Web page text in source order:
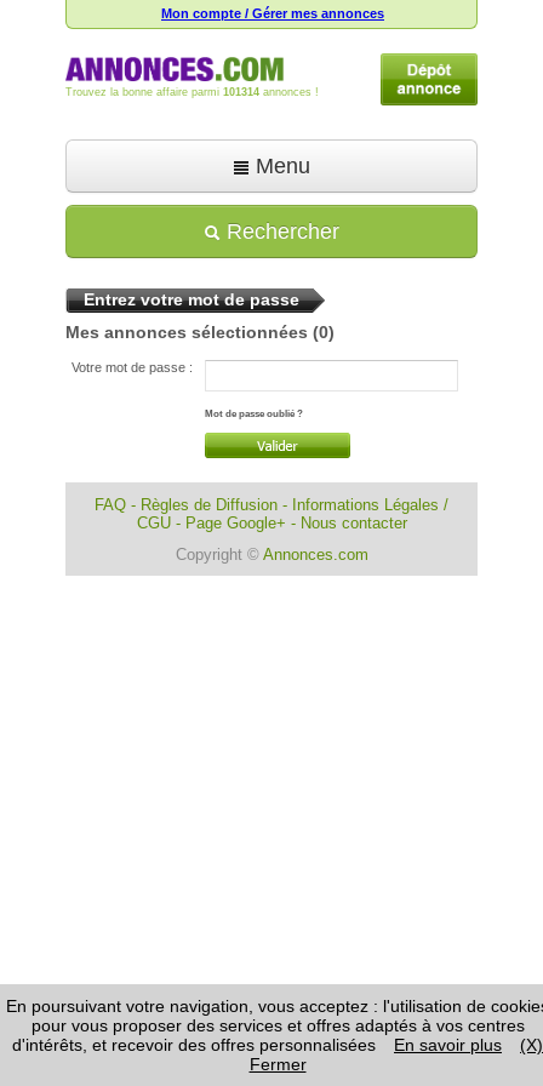
Mon compte / Gérer mes annonces
Trouvez la bonne affaire parmi 101314 annonces !
Menu
Déposer une annonce
Toutes les annonces
Aide
Rechercher
Entrez votre mot de passe
Mes annonces sélectionnées (0)
Votre mot de passe :
Mot de passe oublié ?
FAQ - Règles de Diffusion - Informations Légales /
CGU- Page Google+ - Nous contacter
Copyright © Annonces.com
En poursuivant votre navigation, vous acceptez : l'utilisation de
pour vous proposer des services et offres adaptés à vos centres
d'intérêts, et recevoir des offres personnalisées
En savoir plus
(X)
Fermer